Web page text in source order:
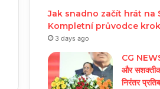
Jak snadno začít hrát na
Kompletní průvodce
3 days ago
CG
और
निरंतर